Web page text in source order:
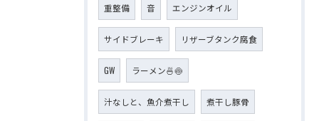
重整備 音 エンジンオイル
サイドブレーキ リザーブタンク腐食
GW ラーメン🍜🍥
汁なしと、魚介煮干し 煮干し豚骨